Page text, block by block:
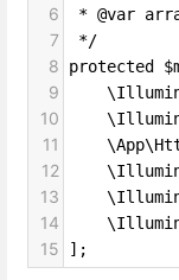
6 * @var
7 */
8 protected
9
10
11
12
13
14
15 ];